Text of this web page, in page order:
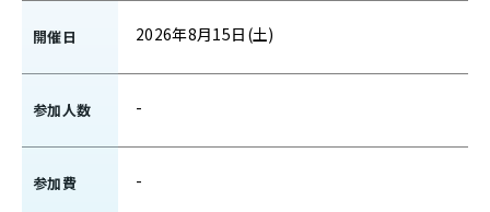
開催日 2026年8月15日(土)
参加人数 -
参加費 -